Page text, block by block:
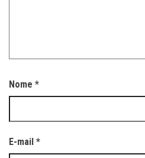
Nome *
E-mail *